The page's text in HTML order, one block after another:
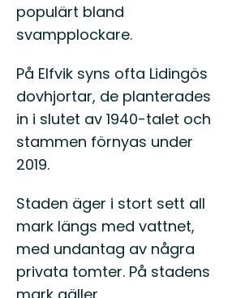
populärt bland
svampplockare.
På Elfvik syns ofta Lidingös
dovhjortar, de planterades
in i slutet av 1940-talet och
stammen förnyas under
2019.
Staden äger i stort sett all
mark längs med vattnet,
med undantag av några
privata tomter. På stadens